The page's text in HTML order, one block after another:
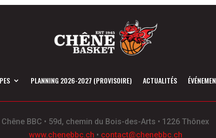
PLANNING 2026-2027 (PROVISOIRE) ACTUALITÉS
Chêne BBC • 59d, chemin du Bois-des-Arts • 1226 Thônex
www.chenebbc.ch • contact@chenebbc.ch